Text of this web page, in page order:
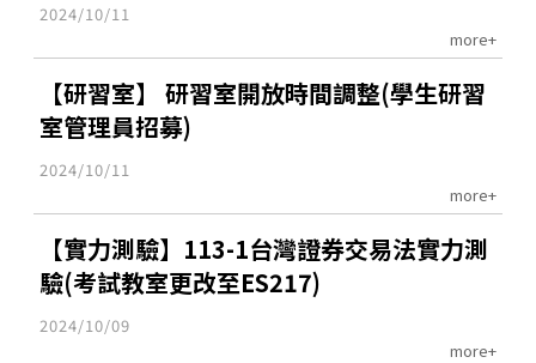
2024/10/11
more+
【研習室】 研習室開放時間調整(學生研習
室管理員招募)
2024/10/11
more+
【實力測驗】113-1台灣證券交易法實力測
驗(考試教室更改至ES217)
2024/10/09
more+